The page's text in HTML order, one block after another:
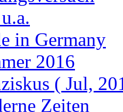
in Germany
2016
( Jul,
Zeiten